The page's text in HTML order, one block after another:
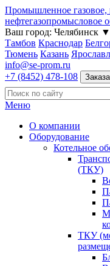
Промышленное газовое,
нефтегазопромысловое
Ваш город: Челябинск ▼
Тамбов Краснодар
Тюмень Казань
info@se-prom.ru
+7 (8452) 478-108
Меню
О компании
Оборудование
Котельное
(ТКУ)
ТКУ